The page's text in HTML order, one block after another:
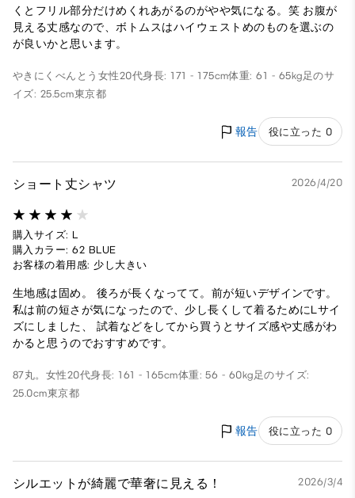
くとフリル部分だけめくれあがるのがやや気になる。笑 お腹が
見える丈感なので、ボトムスはハイウェストめのものを選ぶの
が良いかと思います。
やきにくべんとう 女性20代身長: 171 - 175cm体重: 61 - 65kg足のサ
イズ: 25.5cm東京都
報告 役に立った 0
ショート丈シャツ 2026/4/20
購入サイズ: L
購入カラー: 62 BLUE
お客様の着用感: 少し大きい
生地感は固め。 後ろが長くなってて。前が短いデザインです。
私は前の短さが気になったので、少し長くして着るためにLサイ
ズにしました、 試着などをしてから買うとサイズ感や丈感がわ
かると思うのでおすすめです。
87丸。 女性20代身長: 161 - 165cm体重: 56 - 60kg足のサイズ:
25.0cm東京都
報告 役に立った 0
シルエットが綺麗で華奢に見える！ 2026/3/4